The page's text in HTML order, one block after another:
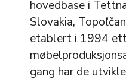
hovedbase i
Slovakia,
etablert i 1994
gang har de